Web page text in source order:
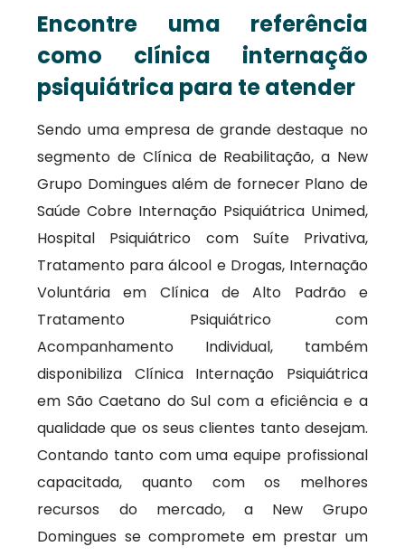
Encontre uma referência
como clínica internação
psiquiátrica para te atender
Sendo uma empresa de grande destaque no
segmento de Clínica de Reabilitação, a New
Grupo Domingues além de fornecer Plano de
Saúde Cobre Internação Psiquiátrica Unimed,
Hospital Psiquiátrico com Suíte Privativa,
Tratamento para álcool e Drogas, Internação
Voluntária em Clínica de Alto Padrão e
Tratamento Psiquiátrico com
Acompanhamento Individual, também
disponibiliza Clínica Internação Psiquiátrica
em São Caetano do Sul com a eficiência e a
qualidade que os seus clientes tanto desejam.
Contando tanto com uma equipe profissional
capacitada, quanto com os melhores
recursos do mercado, a New Grupo
Domingues se compromete em prestar um